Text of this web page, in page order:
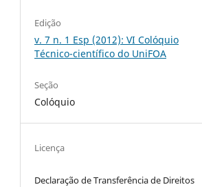
Edição
v. 7 n. 1 Esp (2012): VI Colóquio
Técnico-científico do UniFOA
Seção
Colóquio
Licença
Declaração de Transferência de Direitos